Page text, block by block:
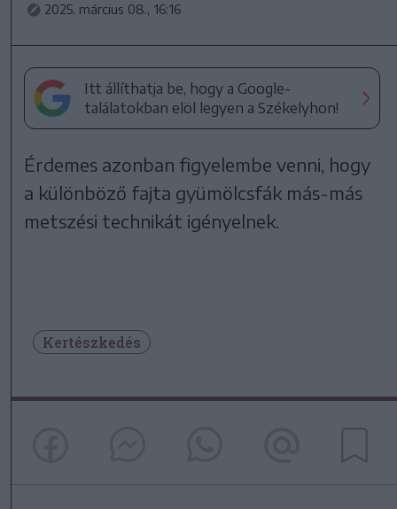
2025. március 08., 16:16
Itt állíthatja be, hogy a Google-
találatokban elöl legyen a Székelyhon!
Érdemes azonban figyelembe venni, hogy
a különböző fajta gyümölcsfák más-más
metszési technikát igényelnek.
Kertészkedés